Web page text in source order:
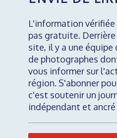
L'information
pas gratuite.
site, il y a une
de photographes
vous informer sur
région. S'abonner
c'est soutenir un
indépendant et